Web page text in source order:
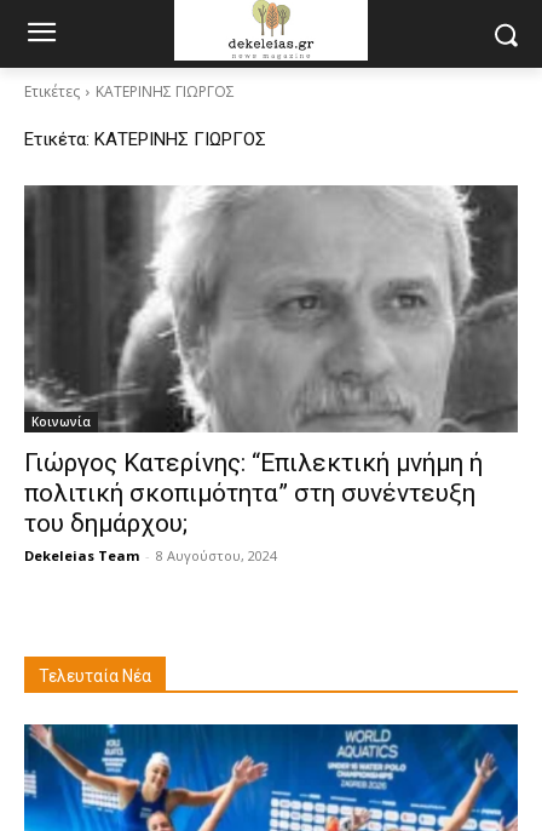
Ετικέτες ΚΑΤΕΡΙΝΗΣ ΓΙΩΡΓΟΣ
Ετικέτα: ΚΑΤΕΡΙΝΗΣ ΓΙΩΡΓΟΣ
Κοινωνία
Γιώργος Κατερίνης: “Επιλεκτική μνήμη ή
πολιτική σκοπιμότητα” στη συνέντευξη
του δημάρχου;
Dekeleias Team - 8 Αυγούστου, 2024
Τελευταία Νέα